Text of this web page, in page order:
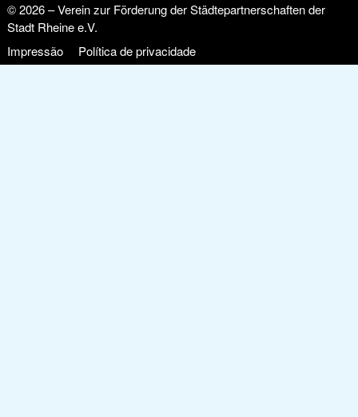
© 2026 – Verein zur Förderung der Städtepartnerschaften der
Stadt Rheine e.V.
Impressão
Política de privacidade